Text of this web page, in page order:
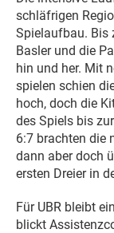
schläfrigen
Spielaufbau. Bis
Basler und die
hin und her. Mit
spielen schien
hoch, doch die
des Spiels bis
6:7 brachten die
dann aber doch
ersten Dreier in
Für UBR bleibt
blickt